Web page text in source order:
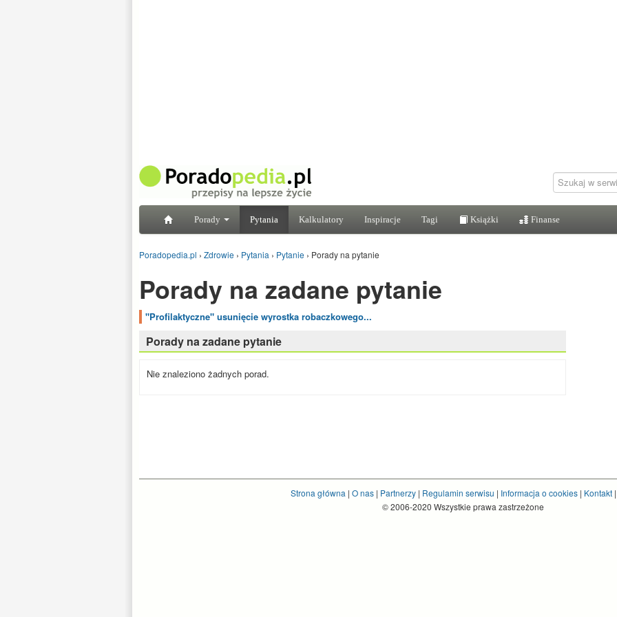
Porady Pytania Kalkulatory Inspiracje Tagi Książki Finanse
Poradopedia.pl › Zdrowie › Pytania › Pytanie › Porady na pytanie
Porady na zadane pytanie
"Profilaktyczne" usunięcie wyrostka robaczkowego...
Porady na zadane pytanie
Nie znaleziono żadnych porad.
Strona główna | O nas| Partnerzy| Regulamin serwisu | Informacja o cookies| Kontakt|
© 2006-2020 Wszystkie prawa zastrzeżone